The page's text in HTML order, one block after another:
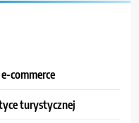
commerce
turystycznej